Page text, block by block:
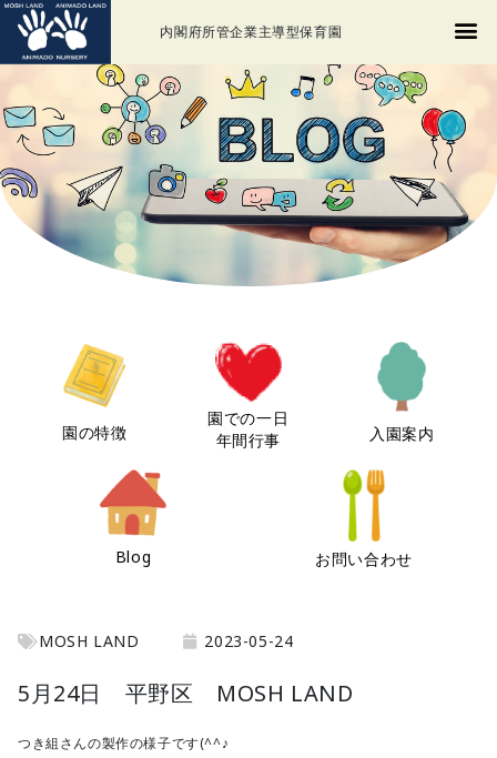
内閣府所管企業主導型保育園
園の特徴
園での一日
年間行事
入園案内
Blog お問い合わせ
MOSH LAND 2023-05-24
5月24日 平野区 MOSH LAND
つき組さんの製作の様子です(^^♪